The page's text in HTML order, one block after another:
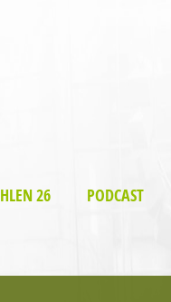
26 PODCAST